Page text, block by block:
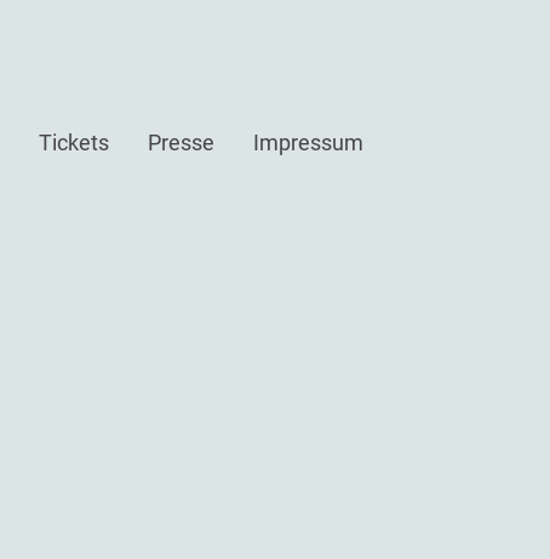
Tickets Presse
Impressum